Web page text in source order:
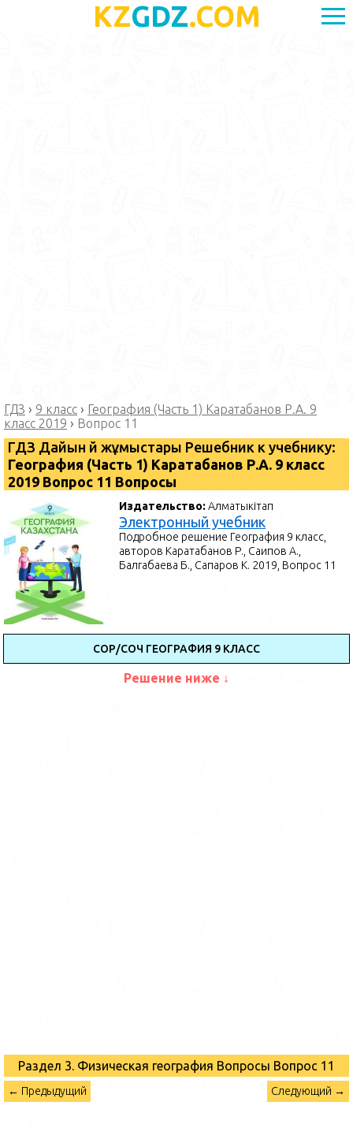
KZGDZ.COM
ГДЗ › 9 класс › География (Часть 1) Каратабанов Р.А. 9
класс 2019 › Вопрос 11
ГДЗ Дайын үй жұмыстары Решебник к учебнику:
География (Часть 1) Каратабанов Р.А. 9 класс
2019 Вопрос 11 Вопросы
Издательство:Алматыкітап
Электронный учебник
Подробное решение География 9 класс,
авторов Каратабанов Р., Саипов А.,
Балгабаева Б., Сапаров К. 2019, Вопрос 11
СОР/СОЧ ГЕОГРАФИЯ 9 КЛАСС
Решение ниже ↓
Раздел 3. Физическая география Вопросы Вопрос 11
← Предыдущий Следующий →